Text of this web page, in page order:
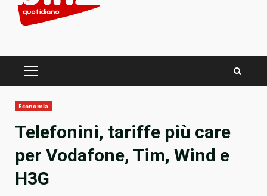
PRIMARY
Economia
Telefonini, tariffe più care
per Vodafone, Tim, Wind e
H3G